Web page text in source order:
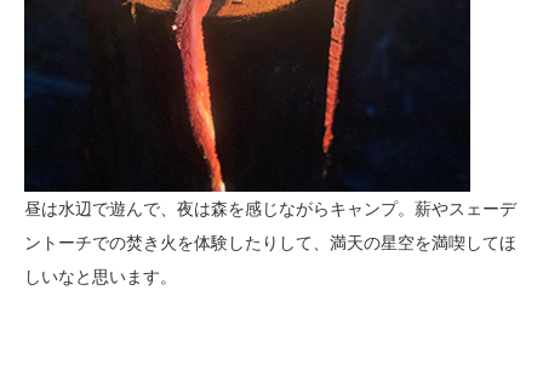
昼は水辺で遊んで、夜は森を感じながらキャンプ。薪やスェーデ
ントーチでの焚き火を体験したりして、満天の星空を満喫してほ
しいなと思います。